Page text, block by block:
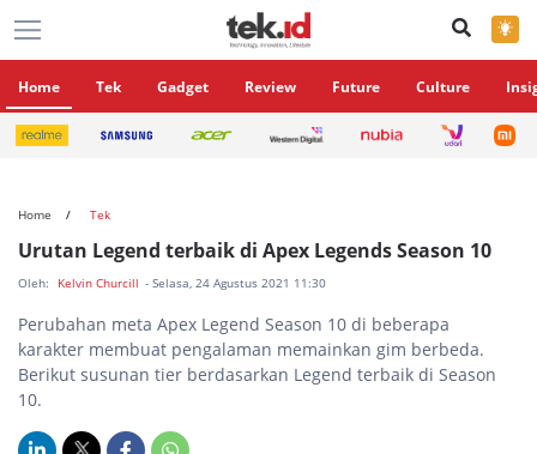
×
Home Tek Gadget Review Future Culture
Home Tek
Urutan Legend terbaik di Apex Legends Season 10
Oleh: Kelvin Churcill - Selasa, 24 Agustus 2021 11:30
Perubahan meta Apex Legend Season 10 di beberapa
karakter membuat pengalaman memainkan gim berbeda.
Berikut susunan tier berdasarkan Legend terbaik di Season
10.